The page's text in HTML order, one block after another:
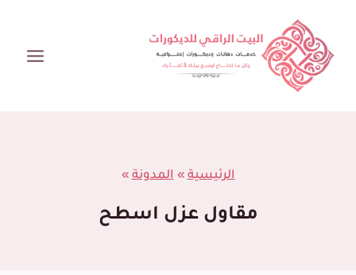
المحتوى
الرئيسية»المدونة»
مقاول عزل اسطح